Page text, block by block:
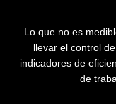
Lo que no es
llevar el control
indicadores de
de